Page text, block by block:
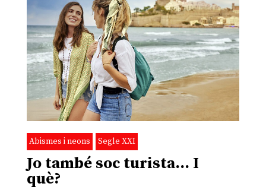
Abismes i neons Segle XXI
Jo també soc turista… I
què?